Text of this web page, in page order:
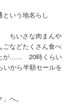
いう地名らし
ちいさな肉まんや
ごなどたくさん食べ
が…… 20時くらい
いから半額セールを
へ。